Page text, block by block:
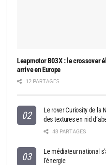
Leapmotor B03X : le crossover
arrive en Europe
12 PARTAGES
Le rover Curiosity de la
des textures en nid
48 PARTAGES
Le médiateur national
l’énergie